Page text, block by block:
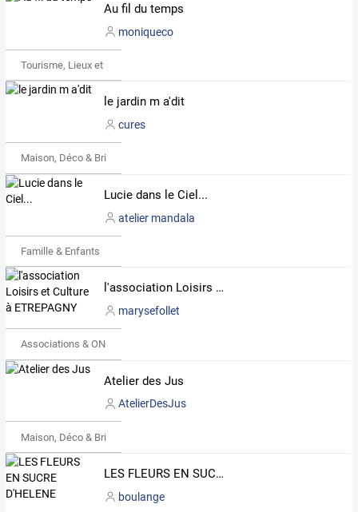
Au fil du temps
moniqueco
Tourisme, Lieux et Événements
le jardin m a'dit
cures
Maison, Déco & Bricolage
Lucie dans le Ciel...
atelier mandala
Famille & Enfants
l'association Loisirs et Culture à ETREPAGNY
marysefollet
Associations & ONG
Atelier des Jus
AtelierDesJus
Maison, Déco & Bricolage
LES FLEURS EN SUCRE D'HELENE
boulange